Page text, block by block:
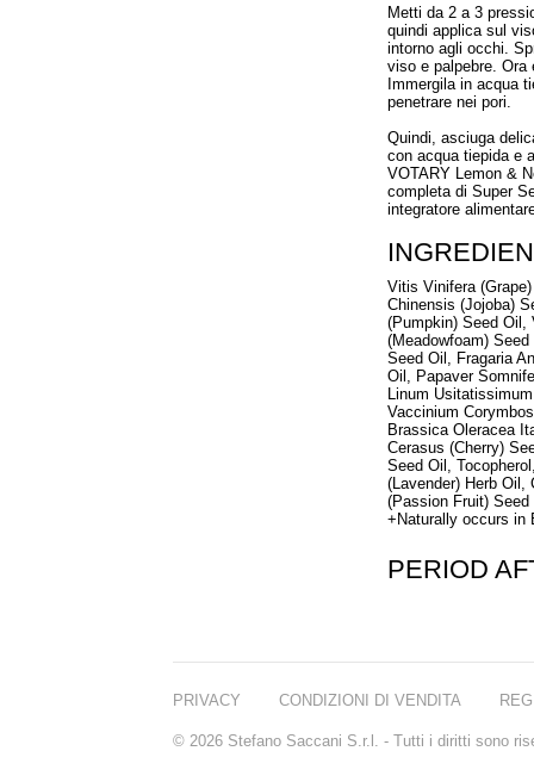
Metti da 2 a 3
quindi applica sul
intorno agli occhi.
viso e palpebre. Ora
Immergila in acqua
penetrare nei pori.
Quindi, asciuga
con acqua tiepida e
VOTARY Lemon &
completa di Super
integratore
Vitis Vinifera
Chinensis (Jojoba)
(Pumpkin) Seed Oil,
(Meadowfoam)
Seed Oil, Fragaria
Oil, Papaver
Linum
Vaccinium
Brassica Oleracea
Cerasus (Cherry)
Seed Oil,
(Lavender) Herb
(Passion Fruit)
+Naturally occurs in
PERIOD
PRIVACY CONDIZIONI DI VENDITA
© 2026 Stefano Saccani S.r.l. - Tutti i diritti sono